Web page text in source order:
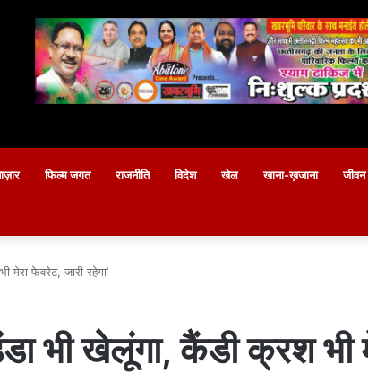
फिल्म जगत राजनीति विदेश खेल खाना-ख़जाना
मेरा फेवरेट, जारी रहेगा’
भी खेलूंगा, कैंडी क्रश भी